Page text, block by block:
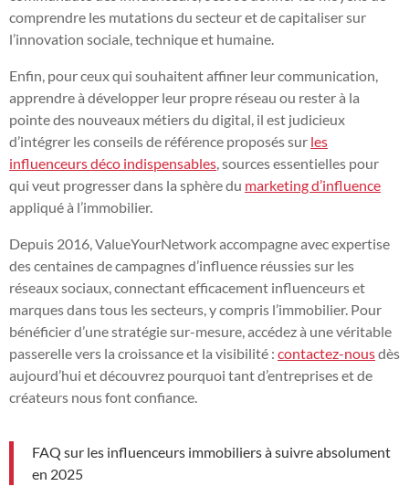
comprendre les mutations du secteur et de capitaliser sur
l’innovation sociale, technique et humaine.
Enfin, pour ceux qui souhaitent affiner leur communication,
apprendre à développer leur propre réseau ou rester à la
pointe des nouveaux métiers du digital, il est judicieux
d’intégrer les conseils de référence proposés sur les
influenceurs déco indispensables , sources essentielles pour
qui veut progresser dans la sphère du marketing d’influence
appliqué à l’immobilier.
Depuis 2016, ValueYourNetwork accompagne avec expertise
des centaines de campagnes d’influence réussies sur les
réseaux sociaux, connectant efficacement influenceurs et
marques dans tous les secteurs, y compris l’immobilier. Pour
bénéficier d’une stratégie sur-mesure, accédez à une véritable
passerelle vers la croissance et la visibilité : contactez-nousdès
aujourd’hui et découvrez pourquoi tant d’entreprises et de
créateurs nous font confiance.
FAQ sur les influenceurs immobiliers à suivre absolument
en 2025